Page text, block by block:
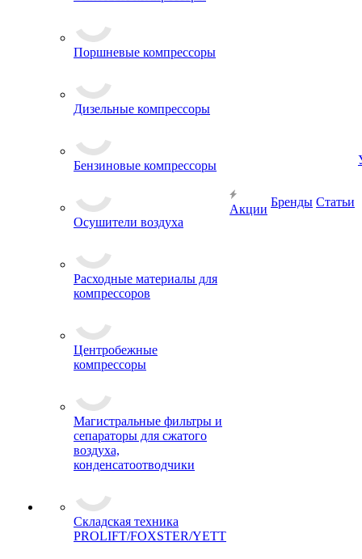
Поршневые компрессоры
Дизельные компрессоры
Бензиновые компрессоры
Осушители воздуха
Расходные материалы для
компрессоров
Центробежные
компрессоры
Магистральные фильтры и
сепараторы для сжатого
воздуха,
конденсатоотводчики
Складская техника
PROLIFT/FOXSTER/YETT
Акции
Бренды Статьи